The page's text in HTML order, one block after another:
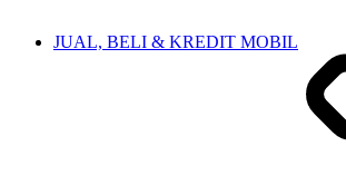
JUAL, BELI & KREDIT MOBIL